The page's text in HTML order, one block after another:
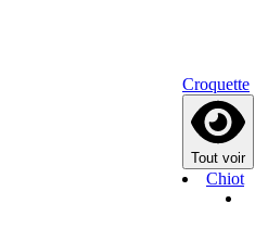
Croquette
Tout voir
Chiot